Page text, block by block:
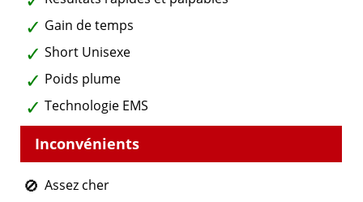
Gain de temps
Short Unisexe
Poids plume
Technologie EMS
Assez cher